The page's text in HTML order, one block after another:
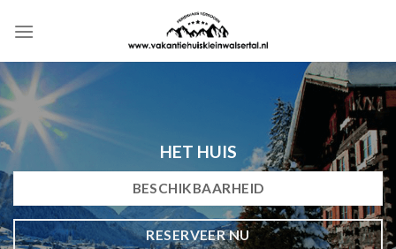
naar
HET HUIS
BESCHIKBAARHEID
RESERVEER NU